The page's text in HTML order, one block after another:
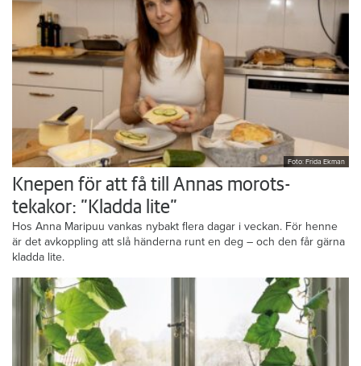
Foto: Frida Ekman
Knepen för att få till Annas morots-
tekakor: ”Kladda lite”
Hos Anna Maripuu vankas nybakt flera dagar i veckan. För henne
är det avkoppling att slå händerna runt en deg – och den får gärna
kladda lite.